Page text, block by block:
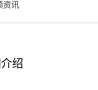
资讯
绍